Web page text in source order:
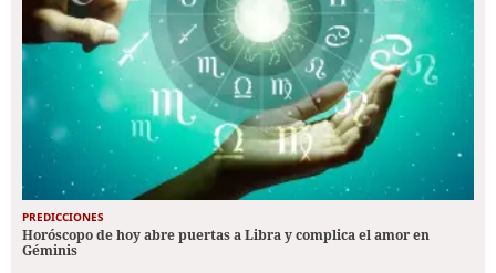
PREDICCIONES
Horóscopo de hoy abre puertas a Libra y complica el amor en
Géminis